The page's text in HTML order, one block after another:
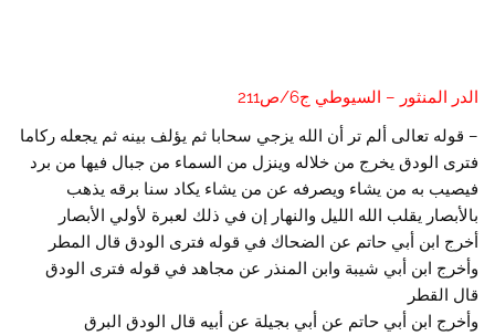
الدر المنثور – السيوطي ج6/ص211
– قوله تعالى ألم تر أن الله يزجي سحابا ثم يؤلف بينه ثم يجعله ركاما
فترى الودق يخرج من خلاله وينزل من السماء من جبال فيها من برد
فيصيب به من يشاء ويصرفه عن من يشاء يكاد سنا برقه يذهب
بالأبصار يقلب الله الليل والنهار إن في ذلك لعبرة لأولي الأبصار
أخرج ابن أبي حاتم عن الضحاك في قوله فترى الودق قال المطر
وأخرج ابن أبي شيبة وابن المنذر عن مجاهد في قوله فترى الودق
قال القطر
وأخرج ابن أبي حاتم عن أبي بجيلة عن أبيه قال الودق البرق